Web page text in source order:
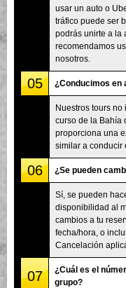
usar un auto o
tráfico puede ser
podrás unirte a la
recomendamos
nosotros.
05 ¿Conducimos en
Nuestros tours no
curso de la Bahía
proporciona una
similar a conducir
06 ¿Se pueden
Sí, se pueden
disponibilidad al
cambios a tu
fecha/hora, o
Cancelación
07
¿Cuál es el
grupo?